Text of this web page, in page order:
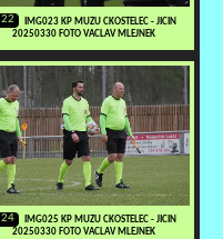
22
IMG023 KP MUZU CKOSTELEC - JICIN
20250330 FOTO VACLAV MLEJNEK
24
IMG025 KP MUZU CKOSTELEC - JICIN
20250330 FOTO VACLAV MLEJNEK